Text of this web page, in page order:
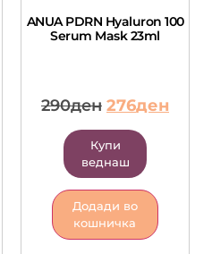
ANUA PDRN Hyaluron 100
Serum Mask 23ml
290ден 276ден
Купи
веднаш
Додади во
кошничка